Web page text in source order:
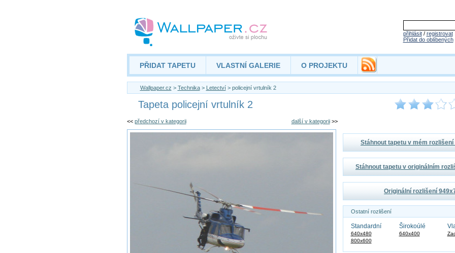
přihlásit/ registrovat
Přidat do oblíbených
PŘIDAT TAPETU VLASTNÍ GALERIE O PROJEKTU
Wallpaper.cz > Technika> Letectví> policejní vrtulník 2
Tapeta policejní vrtulník 2
<< předchozí v kategorii další v kategorii>>
Stáhnout tapetu v mém rozlišení
Stáhnout tapetu v originálním
Originální rozlišení
Ostatní rozlišení
Standardní
640x480
800x600
Širokoúlé
640x400